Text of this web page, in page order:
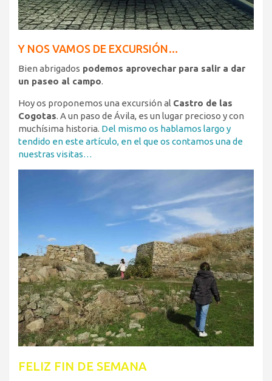
Y NOS VAMOS DE EXCURSIÓN…
Bien abrigados podemos aprovechar para salir a dar
un paseo al campo.
Hoy os proponemos una excursión al Castro de las
Cogotas. A un paso de Ávila, es un lugar precioso y con
muchísima historia. Del mismo os hablamos largo y
tendido en este artículo, en el que os contamos una de
nuestras visitas…
FELIZ FIN DE SEMANA